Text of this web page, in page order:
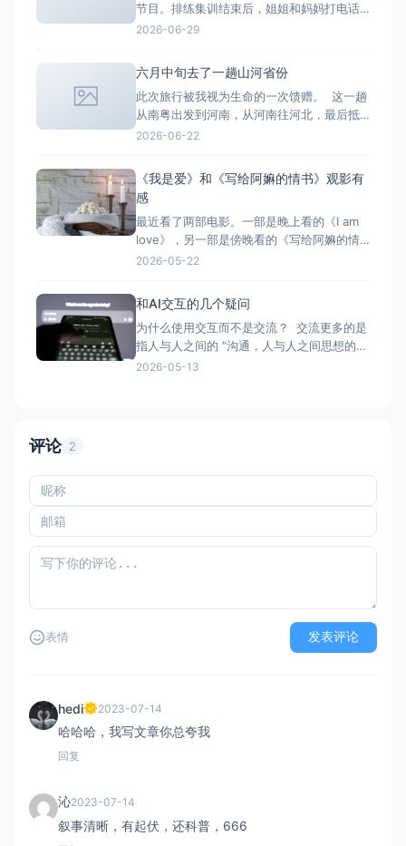
这种循环里的体验
节目。排练集训结束后，姐姐和妈妈打电话
过来要接我。别的女生都说自己走着回家就
演出。上船后，发现同伴们都开始入住了。
我要和一对情侣一个房间，我不大愿意。但
是那个房间很漂亮，
2026-06-29
六月中旬去了一趟山河省份
此次旅行被我视为生命的一次馈赠。 这一趟
从南粤出发到河南，从河南往河北，最后抵
达山西。 这一路收获的体验颇多。同行一路
力。”
2026-06-22
《我是爱》和《写给阿嫲的情书》观影有
感
最近看了两部电影。一部是晚上看的《I am
love》，另一部是傍晚看的《写给阿嫲的情
书》（Dear you）。一部是西方中的“东方”
的爱（在特定的空间和夏天），一种是“悠久
且漫长岁月里”消磨和坚持的爱。一种是爱是
自我表
2026-05-22
和AI交互的几个疑问
为什么使用交互而不是交流？ 交流更多的是
指人与人之间的 “沟通，人与人之间思想的交
流。 对话，人与人之间进行的交谈的形式。
2026-05-13
评论 2
表情 发表评论
hedi 2023-07-14
哈哈哈，我写文章你总夸我
回复
沁2023-07-14
叙事清晰，有起伏，还科普，666